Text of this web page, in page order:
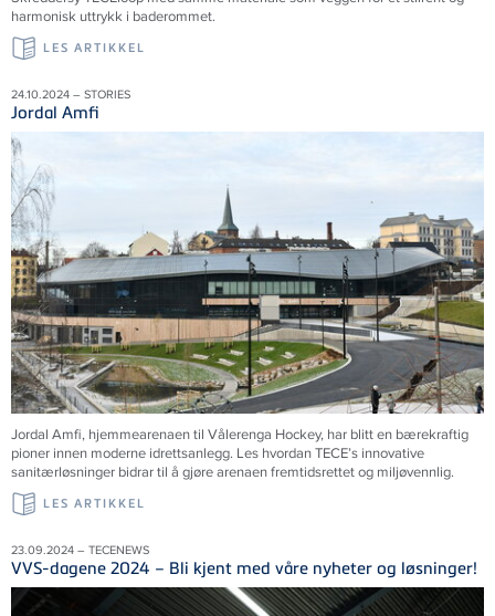
harmonisk uttrykk i baderommet.
LES ARTIKKEL
24.10.2024 – STORIES
Jordal Amfi
Jordal Amfi, hjemmearenaen til Vålerenga Hockey, har blitt en bærekraftig
pioner innen moderne idrettsanlegg. Les hvordan TECE’s innovative
sanitærløsninger bidrar til å gjøre arenaen fremtidsrettet og miljøvennlig.
LES ARTIKKEL
23.09.2024 – TECENEWS
VVS-dagene 2024 – Bli kjent med våre nyheter og løsninger!